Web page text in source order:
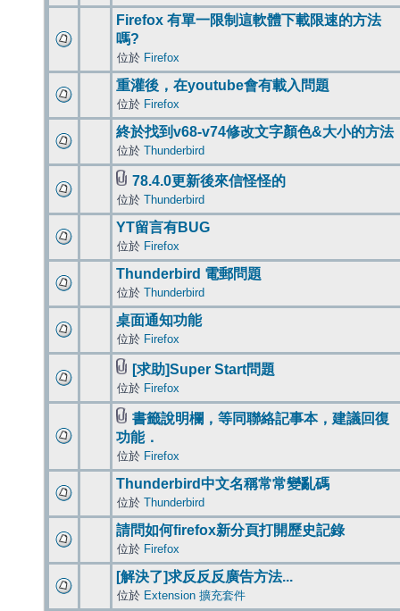
Firefox 有單一限制這軟體下載限速的方法
嗎?
位於 Firefox
重灌後，在youtube會有載入問題
位於 Firefox
終於找到v68-v74修改文字顏色&大小的方法
位於 Thunderbird
78.4.0更新後來信怪怪的
位於 Thunderbird
YT留言有BUG
位於 Firefox
Thunderbird 電郵問題
位於 Thunderbird
桌面通知功能
位於 Firefox
[求助]Super Start問題
位於 Firefox
書籤說明欄，等同聯絡記事本，建議回復
功能．
位於 Firefox
Thunderbird中文名稱常常變亂碼
位於 Thunderbird
請問如何firefox新分頁打開歷史記錄
位於 Firefox
[解決了]求反反反廣告方法...
位於 Extension 擴充套件